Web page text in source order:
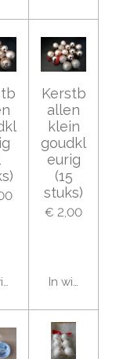
Kerstb
allen
klein
goudkl
eurig
(15
stuks)
€ 2,00
In